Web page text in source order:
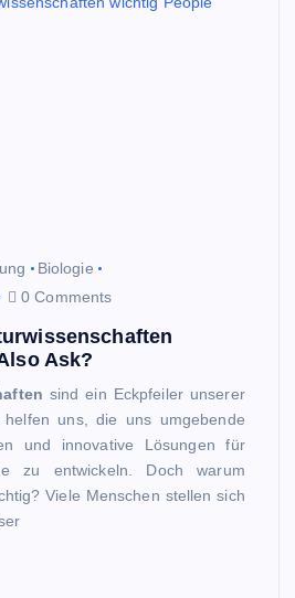
Biologie
0 Comments
Ask?
sind ein Eckpfeiler unserer
uns, die uns umgebende
und innovative Lösungen für
zu entwickeln. Doch warum
Viele Menschen stellen sich